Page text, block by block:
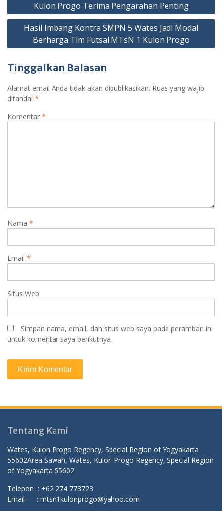
Kulon Progo Terima Pengarahan Penting
Hasil Imbang Kontra SMPN 5 Wates Jadi Modal
Berharga Tim Futsal MTsN 1 Kulon Progo
Tinggalkan Balasan
Alamat email Anda tidak akan dipublikasikan. Ruas yang wajib
ditandai *
Komentar *
Nama *
Email *
Situs Web
Simpan nama, email, dan situs web saya pada peramban ini
untuk komentar saya berikutnya.
Tentang Kami
Wates, Kulon Progo Regency, Special Region of Yogyakarta
55602Area Sawah, Wates, Kulon Progo Regency, Special Region
of Yogyakarta 55602
Telepon : +62 274 773723
Email : mtsn1kulonprogo@yahoo.com